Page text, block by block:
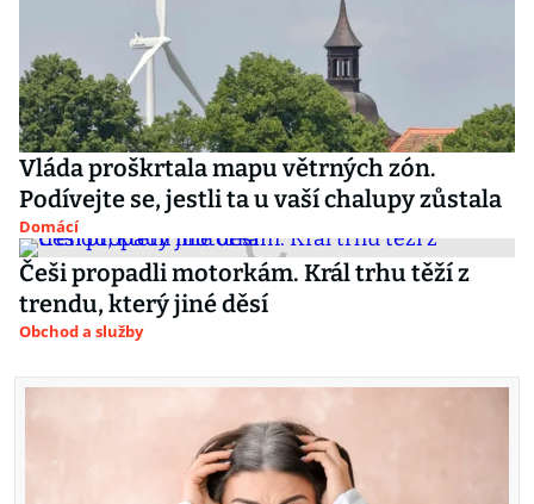
Vláda proškrtala mapu větrných zón.
Podívejte se, jestli ta u vaší chalupy zůstala
Domácí
Češi propadli motorkám. Král trhu těží z
trendu, který jiné děsí
Obchod a služby